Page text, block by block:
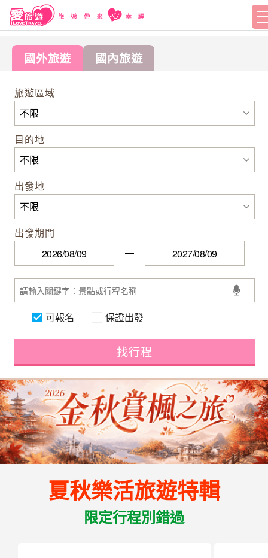
國外旅遊 國內旅遊
旅遊區域
目的地
出發地
出發期間
可報名 保證出發
找行程
夏秋樂活旅遊特輯
限定行程別錯過